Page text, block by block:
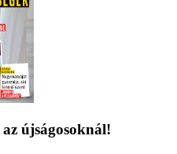
az újságosoknál!